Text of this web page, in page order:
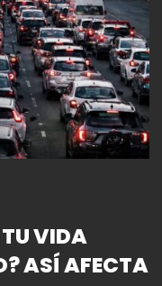
VIDA
ASÍ AFECTA